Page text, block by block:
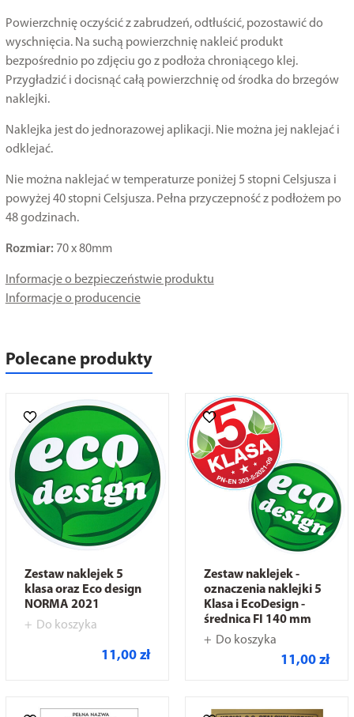
Powierzchnię oczyścić z zabrudzeń, odtłuścić, pozostawić do
wyschnięcia. Na suchą powierzchnię nakleić produkt
bezpośrednio po zdjęciu go z podłoża chroniącego klej.
Przygładzić i docisnąć całą powierzchnię od środka do brzegów
naklejki.
Naklejka jest do jednorazowej aplikacji. Nie można jej naklejać i
odklejać.
Nie można naklejać w temperaturze poniżej 5 stopni Celsjusza i
powyżej 40 stopni Celsjusza. Pełna przyczepność z podłożem po
48 godzinach.
Rozmiar: 70 x 80mm
Informacje o bezpieczeństwie produktu
Informacje o producencie
Polecane produkty
Zestaw naklejek 5
klasa oraz Eco design
NORMA 2021
Do koszyka
11,00 zł
Zestaw naklejek -
oznaczenia naklejki 5
Klasa i EcoDesign -
średnica FI 140 mm
Do koszyka
11,00 zł